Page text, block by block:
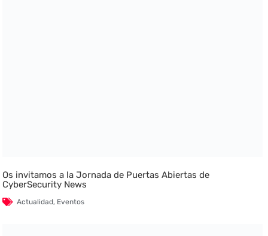
Os invitamos a la Jornada de Puertas Abiertas de
CyberSecurity News
Actualidad, Eventos